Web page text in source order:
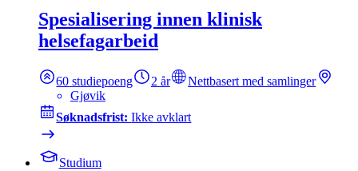
Spesialisering innen klinisk
helsefagarbeid
60 studiepoeng 2 år
Nettbasert med samlinger
Gjøvik
Søknadsfrist:Ikke avklart
Studium